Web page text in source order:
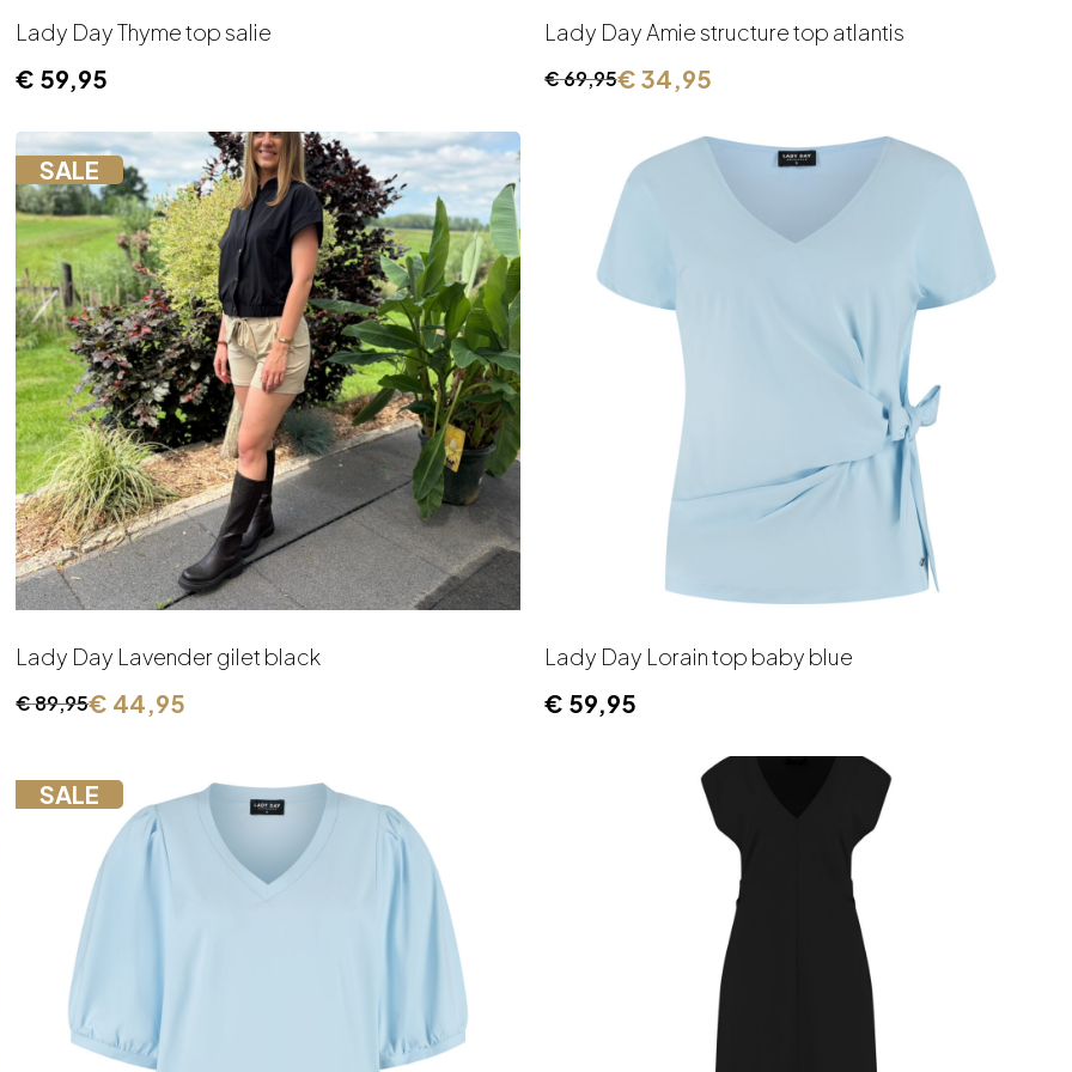
Lady Day Thyme top salie
€ 59,95
Lady Day Amie structure top atlantis
€69,95
Oorspronkelijke
€ 34,95
Huidige
€ 34,95.
SALE
Lady Day Lavender gilet black
€89,95
Oorspronkelijke
was:
€ 89,95.
€ 44,95
Huidige
is:
€ 44,95.
Lady Day Lorain top baby blue
€ 59,95
SALE